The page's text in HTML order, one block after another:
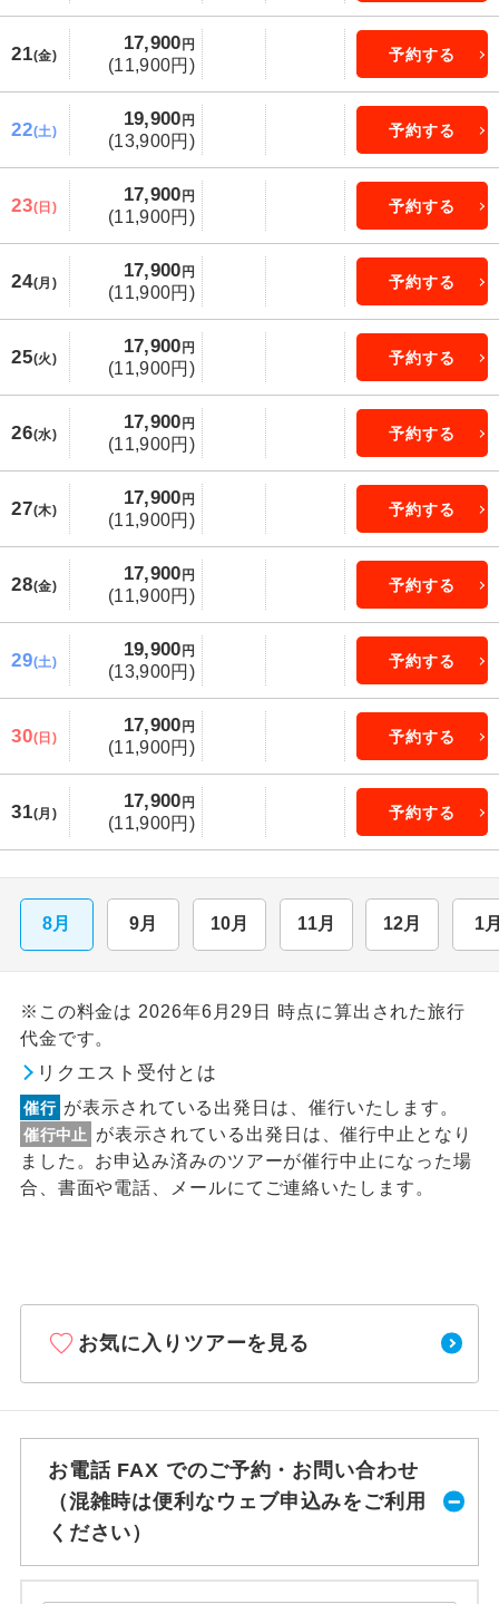
21(金)
17,900 円
(11,900円)
予約する
22(土)
19,900 円
(13,900円)
予約する
23(日)
17,900 円
(11,900円)
予約する
24(月)
17,900 円
(11,900円)
予約する
25(火)
17,900 円
(11,900円)
予約する
26(水)
17,900 円
(11,900円)
予約する
27(木)
17,900 円
(11,900円)
予約する
28(金)
17,900 円
(11,900円)
予約する
29(土)
19,900 円
(13,900円)
予約する
30(日)
17,900 円
(11,900円)
予約する
31(月)
17,900 円
(11,900円)
予約する
8月 9月 10月 11月 12月 1
※この料金は 2026年6月29日 時点に算出された旅行
代金です。
リクエスト受付とは
催行 が表示されている出発日は、催行いたします。
催行中止
が表示されている出発日は、催行中止となり
ました。お申込み済みのツアーが催行中止になった場
合、書面や電話、メールにてご連絡いたします。
お気に入りツアーを見る
お電話 FAX でのご予約・お問い合わせ
（混雑時は便利なウェブ申込みをご利用
ください）